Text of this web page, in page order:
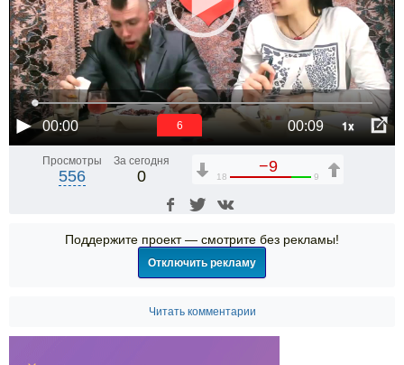
00:00 00:09 1x
6
Просмотры
556
За сегодня
0
−9
18 9
Поддержите проект — смотрите без рекламы!
Отключить рекламу
Читать комментарии